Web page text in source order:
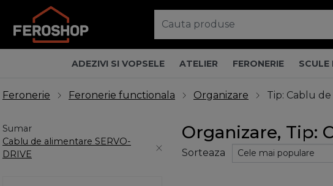
ADEZIVI SI VOPSELE ATELIER FERONERIE SCULE
Feronerie Feronerie functionala Organizare Tip: Cablu
Sumar
Cablu de alimentare SERVO-
DRIVE
Organizare, Tip:
Sorteaza